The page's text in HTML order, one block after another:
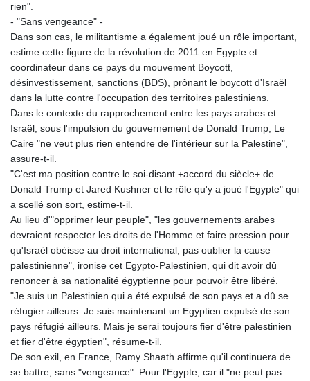
rien".
- "Sans vengeance" -
Dans son cas, le militantisme a également joué un rôle important,
estime cette figure de la révolution de 2011 en Egypte et
coordinateur dans ce pays du mouvement Boycott,
désinvestissement, sanctions (BDS), prônant le boycott d'Israël
dans la lutte contre l'occupation des territoires palestiniens.
Dans le contexte du rapprochement entre les pays arabes et
Israël, sous l'impulsion du gouvernement de Donald Trump, Le
Caire "ne veut plus rien entendre de l'intérieur sur la Palestine",
assure-t-il.
"C'est ma position contre le soi-disant +accord du siècle+ de
Donald Trump et Jared Kushner et le rôle qu'y a joué l'Egypte" qui
a scellé son sort, estime-t-il.
Au lieu d'"opprimer leur peuple", "les gouvernements arabes
devraient respecter les droits de l'Homme et faire pression pour
qu'Israël obéisse au droit international, pas oublier la cause
palestinienne", ironise cet Egypto-Palestinien, qui dit avoir dû
renoncer à sa nationalité égyptienne pour pouvoir être libéré.
"Je suis un Palestinien qui a été expulsé de son pays et a dû se
réfugier ailleurs. Je suis maintenant un Egyptien expulsé de son
pays réfugié ailleurs. Mais je serai toujours fier d'être palestinien
et fier d'être égyptien", résume-t-il.
De son exil, en France, Ramy Shaath affirme qu'il continuera de
se battre, sans "vengeance". Pour l'Egypte, car il "ne peut pas